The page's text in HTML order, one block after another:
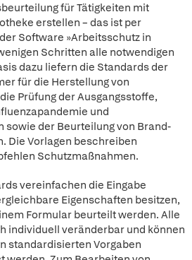
für Tätigkeiten mit
erstellen – das ist per
Software »Arbeitsschutz in
Schritten alle notwendigen
dazu liefern die Standards der
für die Herstellung von
Prüfung der Ausgangsstoffe,
und
sowie der Beurteilung von Brand-
Die Vorlagen beschreiben
Schutzmaßnahmen.
vereinfachen die Eingabe
Eigenschaften besitzen,
Formular beurteilt werden. Alle
individuell veränderbar und können
standardisierten Vorgaben